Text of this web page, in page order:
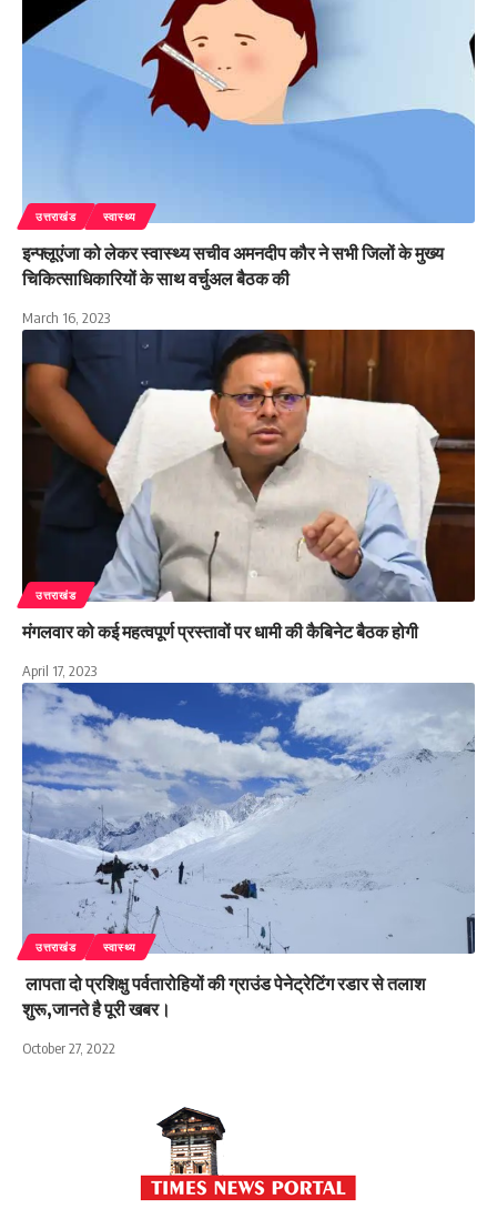
उत्तराखंड स्वास्थ्य
इन्फ्लूएंजा को लेकर स्वास्थ्य सचीव अमनदीप कौर ने सभी जिलों के मुख्य
चिकित्साधिकारियों के साथ वर्चुअल बैठक की
March 16, 2023
उत्तराखंड
मंगलवार को कई महत्वपूर्ण प्रस्तावों पर धामी की कैबिनेट बैठक होगी
April 17, 2023
उत्तराखंड स्वास्थ्य
लापता दो प्रशिक्षु पर्वतारोहियों की ग्राउंड पेनेट्रेटिंग रडार से तलाश
शुरू,जानते है पूरी खबर।
October 27, 2022